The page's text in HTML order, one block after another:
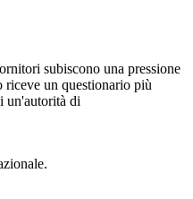
subiscono una pressione
un questionario più
un'autorità di